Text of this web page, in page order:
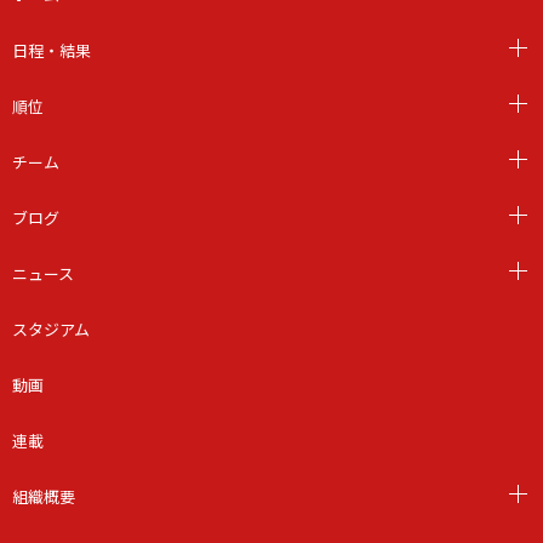
日程・結果
順位
チーム
ブログ
ニュース
スタジアム
動画
連載
組織概要